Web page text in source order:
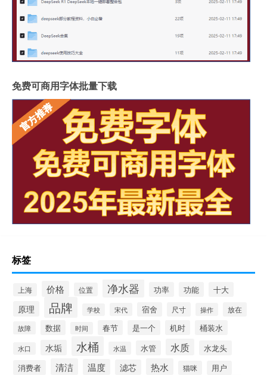
免费可商用字体批量下载
标签
上海 价格 位置 净水器 功率 功能 十大
原理 品牌 学校 宋代 宿舍 尺寸 操作 放在
故障 数据 时间 春节 是一个 机时 桶装水
水口 水垢 水桶 水温 水管 水质
水龙头
消费者
清洁 温度 滤芯 热水 猫咪 用户